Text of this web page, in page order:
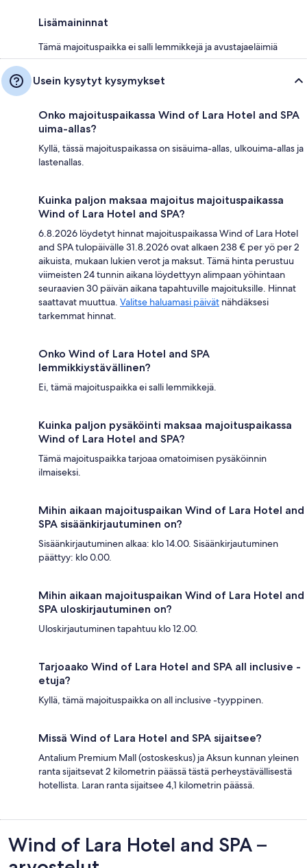
Lisämaininnat
Tämä majoituspaikka ei salli lemmikkejä ja avustajaeläimiä
Usein kysytyt kysymykset
Onko majoituspaikassa Wind of Lara Hotel and SPA
uima-allas?
Kyllä, tässä majoituspaikassa on sisäuima-allas, ulkouima-allas ja
lastenallas.
Kuinka paljon maksaa majoitus majoituspaikassa
Wind of Lara Hotel and SPA?
6.8.2026 löydetyt hinnat majoituspaikassa Wind of Lara Hotel
and SPA tulopäivälle 31.8.2026 ovat alkaen 238 € per yö per 2
aikuista, mukaan lukien verot ja maksut. Tämä hinta perustuu
viimeisten 24 tunnin aikana löydettyyn alimpaan yöhintaan
seuraavien 30 päivän aikana tapahtuville majoituksille. Hinnat
saattavat muuttua. Valitse haluamasi päivät nähdäksesi
tarkemmat hinnat.
Onko Wind of Lara Hotel and SPA
lemmikkiystävällinen?
Ei, tämä majoituspaikka ei salli lemmikkejä.
Kuinka paljon pysäköinti maksaa majoituspaikassa
Wind of Lara Hotel and SPA?
Tämä majoituspaikka tarjoaa omatoimisen pysäköinnin
ilmaiseksi.
Mihin aikaan majoituspaikan Wind of Lara Hotel and
SPA sisäänkirjautuminen on?
Sisäänkirjautuminen alkaa: klo 14.00. Sisäänkirjautuminen
päättyy: klo 0.00.
Mihin aikaan majoituspaikan Wind of Lara Hotel and
SPA uloskirjautuminen on?
Uloskirjautuminen tapahtuu klo 12.00.
Tarjoaako Wind of Lara Hotel and SPA all inclusive -
etuja?
Kyllä, tämä majoituspaikka on all inclusive -tyyppinen.
Missä Wind of Lara Hotel and SPA sijaitsee?
Antalium Premium Mall (ostoskeskus) ja Aksun kunnan yleinen
ranta sijaitsevat 2 kilometrin päässä tästä perheystävällisestä
hotellista. Laran ranta sijaitsee 4,1 kilometrin päässä.
Arvostelut
Wind of Lara Hotel and SPA –